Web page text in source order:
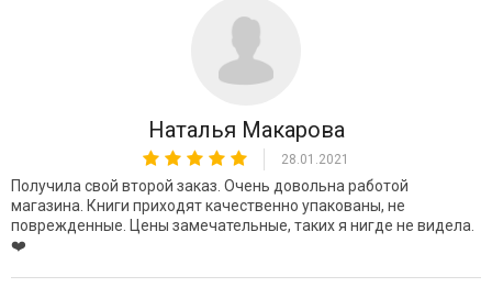
Наталья Макарова
28.01.2021
Получила свой второй заказ. Очень довольна работой
магазина. Книги приходят качественно упакованы, не
поврежденные. Цены замечательные, таких я нигде не видела.
❤️